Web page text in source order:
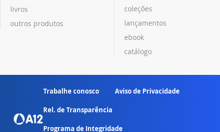
livros
outros produtos
coleções
lançamentos
ebook
catálogo
Trabalhe conosco Aviso de Privacidade
Rel. de Transparência
Programa de Integridade